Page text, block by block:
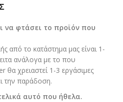
να φτάσει το προϊόν που
από το κατάστημα μας είναι 1-
ανάλογα με το που
θα χρειαστεί 1-3 εργάσιμες
την παράδοση.
αυτό που ήθελα.